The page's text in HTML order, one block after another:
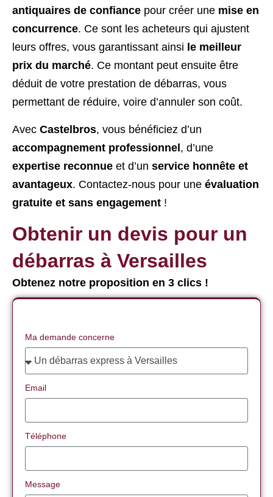
antiquaires de confiance pour créer une mise en
concurrence. Ce sont les acheteurs qui ajustent
leurs offres, vous garantissant ainsi le meilleur
prix du marché. Ce montant peut ensuite être
déduit de votre prestation de débarras, vous
permettant de réduire, voire d’annuler son coût.
Avec Castelbros, vous bénéficiez d’un
accompagnement professionnel, d’une
expertise reconnue et d’un service honnête et
avantageux. Contactez-nous pour une évaluation
gratuite et sans engagement !
Obtenir un devis pour un
débarras à Versailles
Obtenez notre proposition en 3 clics !
Ma demande concerne
Email
Téléphone
Message